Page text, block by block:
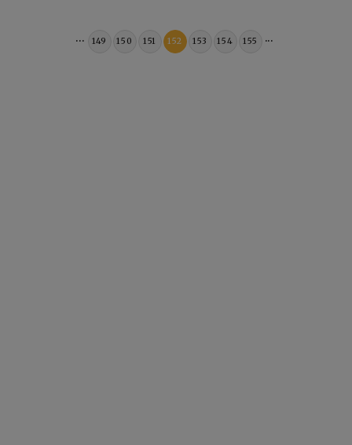
... 149 150 151 152 153 154 155 ...